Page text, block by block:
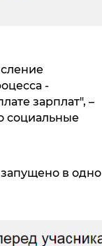
-
зарплат", –
социальные
в одно